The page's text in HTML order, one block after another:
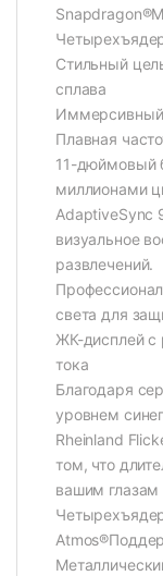
Стильный
сплава
Иммерсивный
Плавная
11-дюймовый
миллионами
AdaptiveSync
визуальное
развлечений.
света для
ЖК-дисплей с
тока
Благодаря
уровнем
Rheinland
том, что
вашим глазам